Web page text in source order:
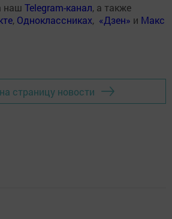
наш Telegram-канал, а также
, Одноклассниках, «Дзен» и Макс
страницу новости